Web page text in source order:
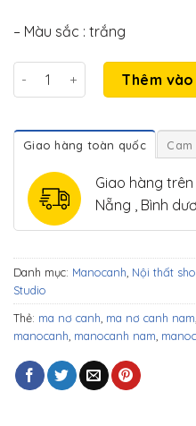
– Màu sắc : trắng
Manocanh nam toàn thân
Thêm
Giao hàng toàn quốc
Giao hàng
Nẵng , Bình
Danh mục: Manocanh, Nội thất
Studio
Thẻ: ma nơ canh, ma nơ canh nam,
manocanh, manocanh nam,